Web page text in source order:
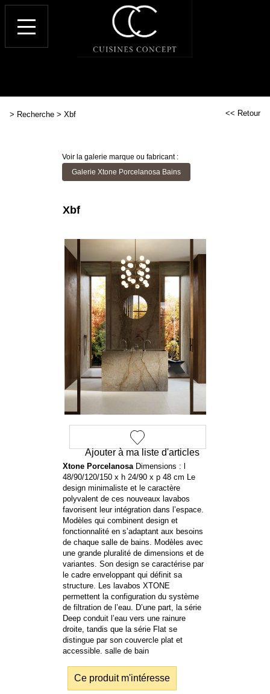
> Recherche > Xbf << Retour
Voir la galerie marque ou fabricant :
Galerie Xtone Porcelanosa Bains
Ajouter à ma liste d'articles
Xbf
Xtone PorcelanosaDimensions : l
48/90/120/150 x h 24/90 x p 48 cm Le
design minimaliste et le caractère
polyvalent de ces nouveaux lavabos
favorisent leur intégration dans l’espace.
Modèles qui combinent design et
fonctionnalité en s’adaptant aux besoins
de chaque salle de bains. Modèles avec
une grande pluralité de dimensions et de
variantes. Son design se caractérise par
le cadre enveloppant qui définit sa
structure. Les lavabos XTONE
permettent la configuration du système
de filtration de l’eau. D’une part, la série
Deep conduit l’eau vers une rainure
droite, tandis que la série Flat se
distingue par son couvercle plat et
accessible. salle de bain
Ce produit m'intéresse